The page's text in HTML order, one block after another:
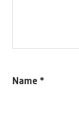
Name *